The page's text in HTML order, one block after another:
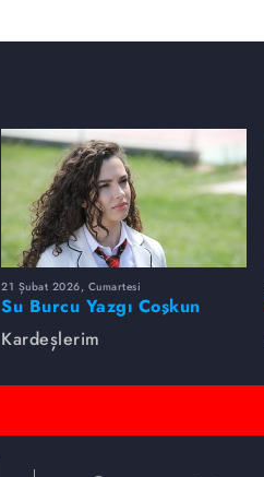
21 Şubat 2026, Cumartesi
Su Burcu Yazgı Coşkun
Kardeşlerim